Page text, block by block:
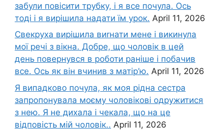
забули повісити трубку, і я все почула. Ось
тоді і я вирішила надати їм урок. April 11, 2026
Свекруха вирішила виrнати мене і викинула
мої речі з вікна. Добре, що чоловік в цей
день повернувся в роботи раніше і побачив
все. Ось як він вчинив з матір’ю. April 11, 2026
Я випадково почула, як моя рідна сестра
запропонувала моєму чоловікові одружитися
з нею. Я не дихала і чекала, що на це
відповість мій чоловік.. April 11, 2026